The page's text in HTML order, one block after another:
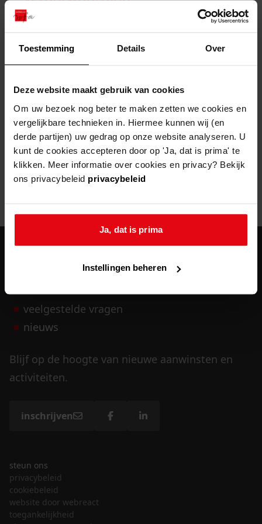
Toestemming Details Over
Deze website maakt gebruik van cookies
Om uw bezoek nog beter te maken zetten we cookies en
vergelijkbare technieken in. Hiermee kunnen wij (en
derde partijen) uw gedrag op onze website analyseren. U
kunt de cookies accepteren door op 'Ja, dat is prima' te
klikken. Meer informatie over cookies en privacy? Bekijk
ons privacybeleid privacybeleid
Ja, dat is prima
Instellingen beheren
bouwvergunningen
omgevingsvergunningen
vergunningen
uitleg nodig?
Wij helpen u op weg met een aantal zoektips.
bekijk alle zoektips
Wij helpen u op weg met een aantal zoektips.
bekijk alle zoektips
bekijk ons geschiedenislokaal
advisering en toezicht
beleidsplan
gemeenschappelijke regeling
publiek jaarverslag
steun het archief
U kunt ook Vriend worden en het Westfries
Archief steunen.
meer weten
zoektips
Door een fout tijdens het verwerken van deze pagina is het niet
404- Not Found
Mogelijk kunt u deze pagina niet bezoeken door:
een verouderde bladwijzer/favoriet
veelgestelde vragen
nieuws
Blijf op de hoogte van nieuwe aanwinsten en
activiteiten.
inschrijven
steun ons
privacybeleid
cookiebeleid
website door webreact
toegankelijkheid